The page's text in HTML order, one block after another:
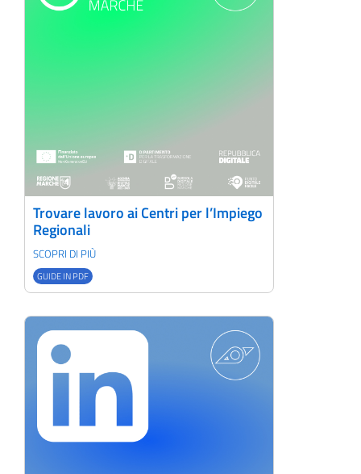
Trovare lavoro ai Centri per l’Impiego
Regionali
SCOPRI DI PIÙ
GUIDE IN PDF